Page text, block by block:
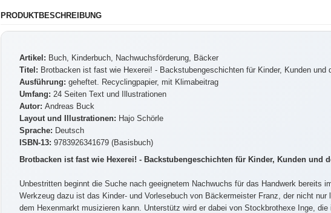
PRODUKTBESCHREIBUNG
Artikel: Buch, Kinderbuch, Nachwuchsförderung, Bäcker
Titel: Brotbacken ist fast wie Hexerei! - Backstubengeschichten für Kinder, Kunden und
Ausführung: geheftet. Recyclingpapier, mit Klimabeitrag
Umfang: 24 Seiten Text und Illustrationen
Autor: Andreas Buck
Layout und Illustrationen: Hajo Schörle
Sprache: Deutsch
ISBN-13: 9783926341679 (Basisbuch)
Brotbacken ist fast wie Hexerei! - Backstubengeschichten für Kinder, Kunden und
Unbestritten beginnt die Suche nach geeignetem Nachwuchs für das Handwerk bereits
Werkzeug dazu ist das Kinder- und Vorlesebuch von Bäckermeister Franz, der nicht
dem Hexenmarkt musizieren kann. Unterstütz wird er dabei von Stockbrothexe Inge,